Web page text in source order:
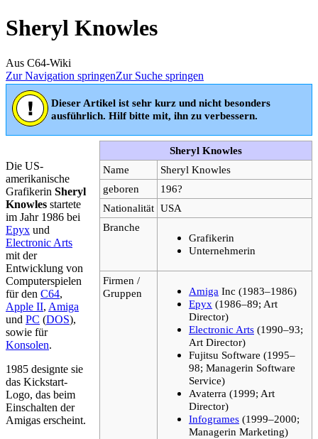
Sheryl Knowles
Aus C64-Wiki
Zur Navigation springenZur Suche springen
Dieser Artikel ist sehr kurz und nicht besonders
ausführlich. Hilf bitte mit, ihn zu verbessern.
Sheryl Knowles
Name
Sheryl Knowles
geboren
196?
Nationalität USA
Branche
Grafikerin
Unternehmerin
Firmen /
Gruppen
Amiga Inc (1983–1986)
Epyx (1986–89; Art
Director)
Electronic Arts (1990–93;
Art Director)
Fujitsu Software (1995–
98; Managerin Software
Service)
Avaterra (1999; Art
Director)
Infogrames (1999–2000;
Managerin Marketing)
Die US-
amerikanische
Grafikerin Sheryl
Knowles startete
im Jahr 1986 bei
Epyx und
Electronic Arts
mit der
Entwicklung von
Computerspielen
für den C64,
Apple II, Amiga
und PC (DOS),
sowie für
Konsolen.
1985 designte sie
das Kickstart-
Logo, das beim
Einschalten der
Amigas erscheint.